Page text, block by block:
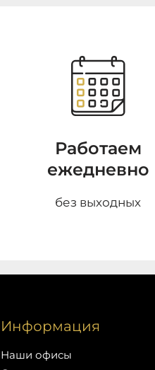
Работаем
ежедневно
без выходных
Информация
Наши офисы